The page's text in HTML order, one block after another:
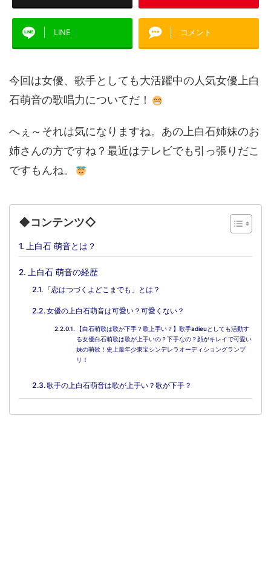
LINE コメント
今回は女優、歌手としても大活躍中の人気女優上白
石萌音の歌唱力についてだ！
へぇ～それは気になりますね。あの上白石姉妹のお
姉さんの方ですね？最近はテレビでも引っ張りだこ
ですもんね。
◆コンテンツ◇
上白石 萌音とは？
上白石 萌音の経歴
「恋はつづくよどこまでも」とは？
女優の上白石萌音は可愛い？可愛くない？
【白石萌歌は歌が下手？歌上手い？】歌手adieuとしても活動す
る女優白石萌歌は歌が上手いの？下手なの？顔がキレイで可愛い
妹の萌歌！史上最年少東宝シンデレラオーディショングランプ
リ！
歌手の上白石萌音は歌が上手い？歌が下手？